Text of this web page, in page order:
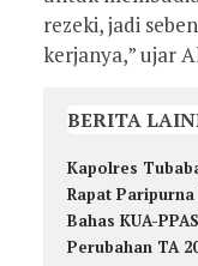
rezeki, jadi
kerjanya,” ujar
BERITA
Kapolres
Rapat Paripurna
Bahas KUA-PPAS
Perubahan TA